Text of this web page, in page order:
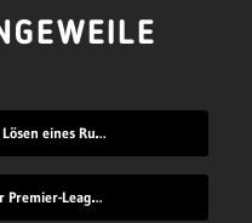
Mike Boyd lernt das schnelle Lösen eines Rubik’s Cube
Die absurdesten Momente der Premier-League-Saison 22/23